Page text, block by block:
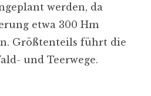
werden, da
etwa 300 Hm
Größtenteils führt die
und Teerwege.